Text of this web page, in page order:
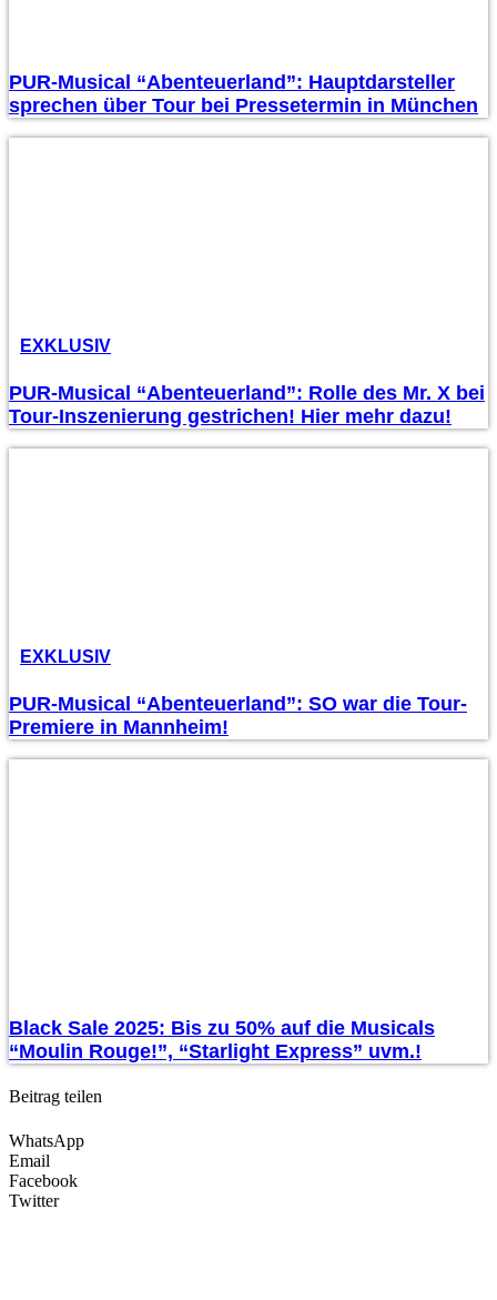
PUR-Musical “Abenteuerland”: Hauptdarsteller
sprechen über Tour bei Pressetermin in München
EXKLUSIV
PUR-Musical “Abenteuerland”: Rolle des Mr. X bei
Tour-Inszenierung gestrichen! Hier mehr dazu!
EXKLUSIV
PUR-Musical “Abenteuerland”: SO war die Tour-
Premiere in Mannheim!
Black Sale 2025: Bis zu 50% auf die Musicals
“Moulin Rouge!”, “Starlight Express” uvm.!
Beitrag teilen
WhatsApp
Email
Facebook
Twitter